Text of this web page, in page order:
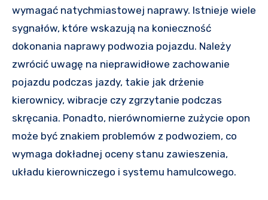
wymagać natychmiastowej naprawy. Istnieje wiele
sygnałów, które wskazują na konieczność
dokonania naprawy podwozia pojazdu. Należy
zwrócić uwagę na nieprawidłowe zachowanie
pojazdu podczas jazdy, takie jak drżenie
kierownicy, wibracje czy zgrzytanie podczas
skręcania. Ponadto, nierównomierne zużycie opon
może być znakiem problemów z podwoziem, co
wymaga dokładnej oceny stanu zawieszenia,
układu kierowniczego i systemu hamulcowego.